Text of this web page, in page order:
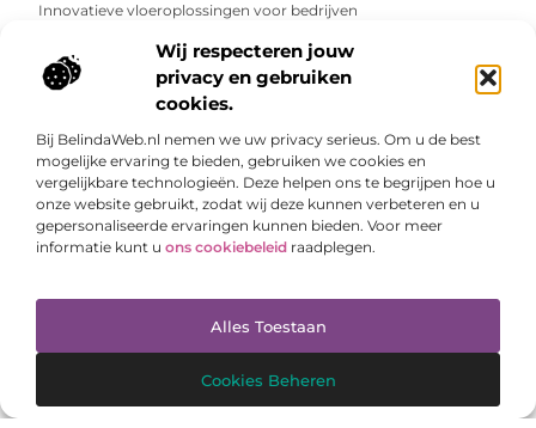
Wij respecteren jouw
privacy en gebruiken
cookies.
Bij BelindaWeb.nl nemen we uw privacy serieus. Om u de best
mogelijke ervaring te bieden, gebruiken we cookies en
vergelijkbare technologieën. Deze helpen ons te begrijpen hoe u
onze website gebruikt, zodat wij deze kunnen verbeteren en u
gepersonaliseerde ervaringen kunnen bieden. Voor meer
informatie kunt u ons cookiebeleid raadplegen.
Alles Toestaan
Cookies Beheren
Innovatieve vloeroplossingen voor bedrijven
Wat zijn proefsleuven?
Waarom slimme tijdelijke hoogbouw systemen het verschil
maken op projectlocaties
Dakonderhoud voor VvE’s: essentieel voor behoud en
kostenbeheersing
Wat gebeurt er op de dag van plaatsing van je dakkapel?
Bouwkundige keuring Amsterdam: zekerheid bij kopen of
De sleutel tot moderne bedrijfsvoering: waarom energieopslag
steeds belangrijker wordt